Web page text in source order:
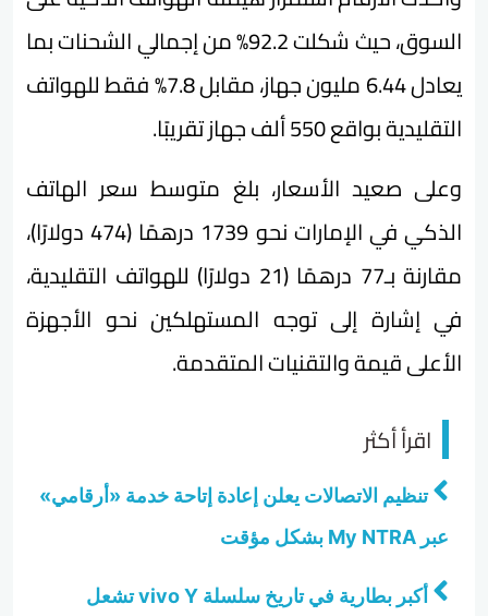
السوق، حيث شكلت 92.2% من إجمالي الشحنات بما
يعادل 6.44 مليون جهاز، مقابل 7.8% فقط للهواتف
التقليدية بواقع 550 ألف جهاز تقريبًا.
وعلى صعيد الأسعار، بلغ متوسط سعر الهاتف
الذكي في الإمارات نحو 1739 درهمًا (474 دولارًا)،
مقارنة بـ77 درهمًا (21 دولارًا) للهواتف التقليدية،
في إشارة إلى توجه المستهلكين نحو الأجهزة
الأعلى قيمة والتقنيات المتقدمة.
اقرأ أكثر
تنظيم الاتصالات يعلن إعادة إتاحة خدمة «أرقامي»
عبر My NTRA بشكل مؤقت
أكبر بطارية في تاريخ سلسلة vivo Y تشعل